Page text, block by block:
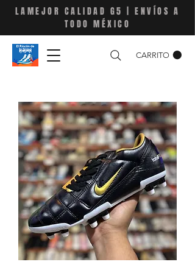
LAMEJOR CALIDAD G5 | ENVÍOS A
TODO MÉXICO
CARRITO